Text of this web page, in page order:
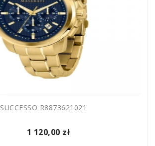
SUCCESSO R8873621021
1 120,00 zł